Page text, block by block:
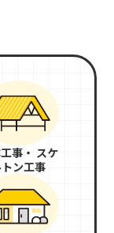
事・ スケ
ン工事